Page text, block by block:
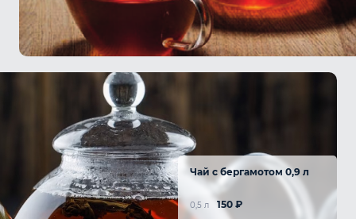
Чай с бергамотом 0,9 л
150 ₽
0,5 л